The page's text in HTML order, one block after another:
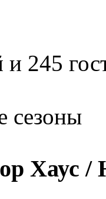
и 245
сезоны
Хаус /